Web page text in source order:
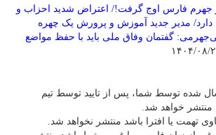
جهرم فارس اوج گرفت!/ اعتراض شدید احزاب و
دارد/ مدیر جدید آموزش و پرورش یک چهره
گفتمان وفاق ملی باید با حفظ مواضع
شده توسط شما، پس از تایید توسط تیم
خواهد شد.
تهمت یا افترا باشد منتشر نخواهد شد.